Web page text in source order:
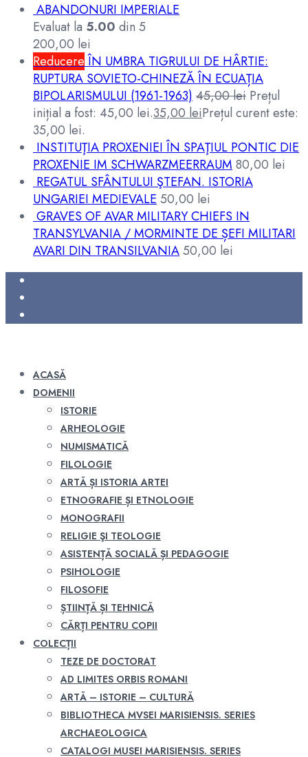
ABANDONURI IMPERIALE
Evaluat la 5.00 din 5
200,00 lei
Reducere ÎN UMBRA TIGRULUI DE HÂRTIE:
RUPTURA SOVIETO-CHINEZĂ ÎN ECUAȚIA
BIPOLARISMULUI (1961-1963) 45,00lei Prețul
inițial a fost: 45,00 lei.35,00 leiPrețul curent este:
35,00 lei.
INSTITUŢIA PROXENIEI ÎN SPAŢIUL PONTIC DIE
PROXENIE IM SCHWARZMEERRAUM 80,00 lei
REGATUL SFÂNTULUI ŞTEFAN. ISTORIA
UNGARIEI MEDIEVALE 50,00 lei
GRAVES OF AVAR MILITARY CHIEFS IN
TRANSYLVANIA / MORMINTE DE ȘEFI MILITARI
AVARI DIN TRANSILVANIA50,00 lei
ACASĂ
DOMENII
ISTORIE
ARHEOLOGIE
NUMISMATICĂ
FILOLOGIE
ARTĂ ȘI ISTORIA ARTEI
ETNOGRAFIE ȘI ETNOLOGIE
MONOGRAFII
RELIGIE ŞI TEOLOGIE
ASISTENȚĂ SOCIALĂ ȘI PEDAGOGIE
PSIHOLOGIE
FILOSOFIE
ȘTIINȚĂ ȘI TEHNICĂ
CĂRȚI PENTRU COPII
COLECȚII
TEZE DE DOCTORAT
AD LIMITES ORBIS ROMANI
ARTĂ – ISTORIE – CULTURĂ
BIBLIOTHECA MVSEI MARISIENSIS. SERIES
ARCHAEOLOGICA
CATALOGI MUSEI MARISIENSIS. SERIES